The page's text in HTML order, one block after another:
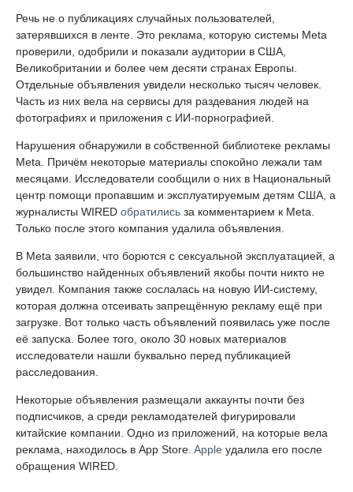
Речь не о публикациях случайных пользователей,
затерявшихся в ленте. Это реклама, которую системы Meta
проверили, одобрили и показали аудитории в США,
Великобритании и более чем десяти странах Европы.
Отдельные объявления увидели несколько тысяч человек.
Часть из них вела на сервисы для раздевания людей на
фотографиях и приложения с ИИ-порнографией.
Нарушения обнаружили в собственной библиотеке рекламы
Meta. Причём некоторые материалы спокойно лежали там
месяцами. Исследователи сообщили о них в Национальный
центр помощи пропавшим и эксплуатируемым детям США, а
журналисты WIRED обратились за комментарием к Meta.
Только после этого компания удалила объявления.
В Meta заявили, что борются с сексуальной эксплуатацией, а
большинство найденных объявлений якобы почти никто не
увидел. Компания также сослалась на новую ИИ-систему,
которая должна отсеивать запрещённую рекламу ещё при
загрузке. Вот только часть объявлений появилась уже после
её запуска. Более того, около 30 новых материалов
исследователи нашли буквально перед публикацией
расследования.
Некоторые объявления размещали аккаунты почти без
подписчиков, а среди рекламодателей фигурировали
китайские компании. Одно из приложений, на которые вела
реклама, находилось в App Store. Apple удалила его после
обращения WIRED.